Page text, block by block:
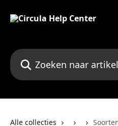
Zoeken naar artikelen ...
Alle collecties